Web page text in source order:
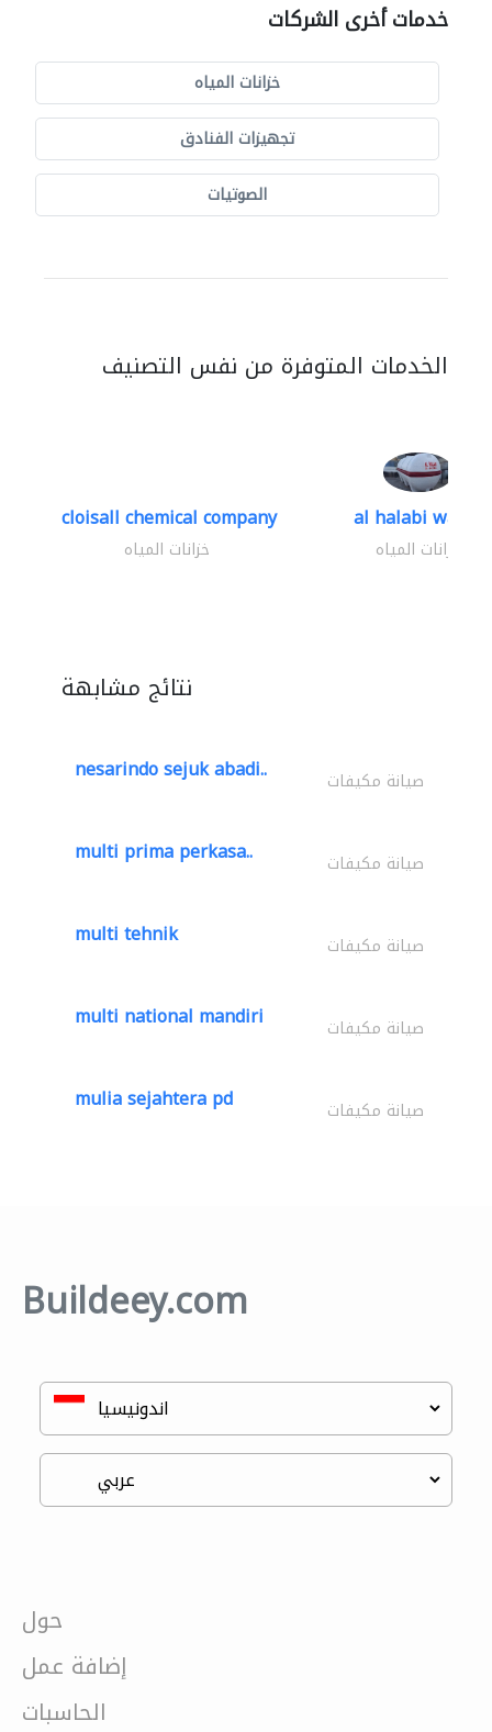
خدمات أخرى الشركات
خزانات المياه
تجهيزات الفنادق
الصوتيات
الخدمات المتوفرة من نفس التصنيف
cloisall chemical company
خزانات المياه
al halabi water..
خزانات المياه
نتائج مشابهة
nesarindo sejuk abadi.. صيانة مكيفات
multi prima perkasa.. صيانة مكيفات
multi tehnik صيانة مكيفات
multi national mandiri صيانة مكيفات
mulia sejahtera pd صيانة مكيفات
Buildeey.com
حول
إضافة عمل
الحاسبات